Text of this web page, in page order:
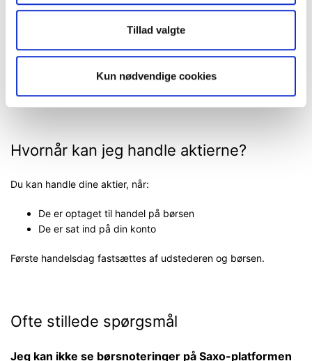
Tillad valgte
Kun nødvendige cookies
De bliver sat ind på din konto på eller efter
Eventuelle overskydende kontanter frigives
Hvornår kan jeg handle aktierne?
Du kan handle dine aktier, når:
De er optaget til handel på børsen
De er sat ind på din konto
Første handelsdag fastsættes af udstederen og børsen.
Ofte stillede spørgsmål
Jeg kan ikke se børsnoteringer på Saxo-platformen